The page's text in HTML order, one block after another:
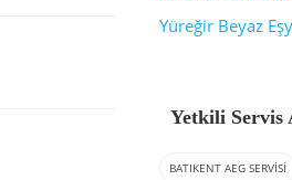
Yüreğir Beyaz
Yetkili Servis
BATIKENT AEG SERVISI